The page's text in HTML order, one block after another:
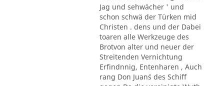
Jag und sehwächer ' und
schon schwä der Türken mid
Christen . dens und der Dabei
toaren alle Werkzeuge des
Brotvon alter und neuer der
Streitenden Vernichtung
Erfindnnig, Entenharen , Auch
rang Don Juan´s des Schiff